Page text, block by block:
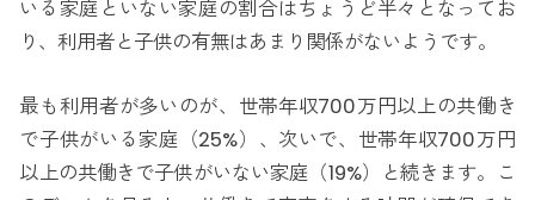
いる家庭といない家庭の割合はちょうど半々となってお
り、利用者と子供の有無はあまり関係がないようです。
最も利用者が多いのが、世帯年収700万円以上の共働き
で子供がいる家庭（25%）、次いで、世帯年収700万円
以上の共働きで子供がいない家庭（19%）と続きます。こ